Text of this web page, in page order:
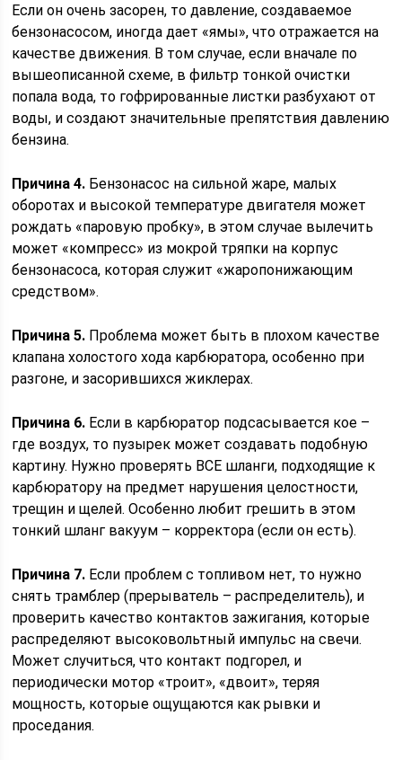
Если он очень засорен, то давление, создаваемое
бензонасосом, иногда дает «ямы», что отражается на
качестве движения. В том случае, если вначале по
вышеописанной схеме, в фильтр тонкой очистки
попала вода, то гофрированные листки разбухают от
воды, и создают значительные препятствия давлению
бензина.
Причина 4. Бензонасос на сильной жаре, малых
оборотах и высокой температуре двигателя может
рождать «паровую пробку», в этом случае вылечить
может «компресс» из мокрой тряпки на корпус
бензонасоса, которая служит «жаропонижающим
средством».
Причина 5. Проблема может быть в плохом качестве
клапана холостого хода карбюратора, особенно при
разгоне, и засорившихся жиклерах.
Причина 6. Если в карбюратор подсасывается кое –
где воздух, то пузырек может создавать подобную
картину. Нужно проверять ВСЕ шланги, подходящие к
карбюратору на предмет нарушения целостности,
трещин и щелей. Особенно любит грешить в этом
тонкий шланг вакуум – корректора (если он есть).
Причина 7. Если проблем с топливом нет, то нужно
снять трамблер (прерыватель – распределитель), и
проверить качество контактов зажигания, которые
распределяют высоковольтный импульс на свечи.
Может случиться, что контакт подгорел, и
периодически мотор «троит», «двоит», теряя
мощность, которые ощущаются как рывки и
проседания.